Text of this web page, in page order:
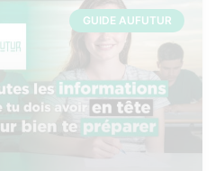
GUIDE AUFUTUR